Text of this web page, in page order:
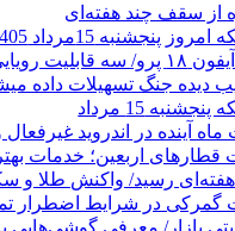
از سقف چند هفته‌ای
1405/ افزایش همه قیمت ها + جدول
حقیقت می‌پیوندند
دیده جنگ تسهیلات داده
15 مرداد
آینده در اندروید
اربعین؛ خدمات
رسید/ واکنش طلا و
گمرکی در شرایط اضطرار